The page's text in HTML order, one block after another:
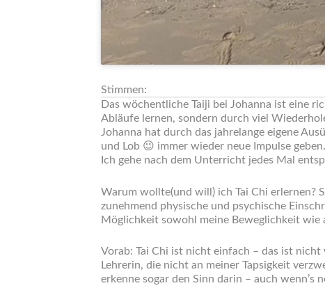
Stimmen:
Das wöchentliche Taiji bei Johanna ist eine
Abläufe lernen, sondern durch viel
Johanna hat durch das jahrelange eigene
und Lob 😉 immer wieder neue Impulse
Ich gehe nach dem Unterricht jedes Mal
Warum wollte(und will) ich Tai Chi erlernen?
zunehmend physische und psychische
Möglichkeit sowohl meine Beweglichkeit wie
Vorab: Tai Chi ist nicht einfach – das ist
Lehrerin, die nicht an meiner Tapsigkeit
erkenne sogar den Sinn darin – auch wenn’s